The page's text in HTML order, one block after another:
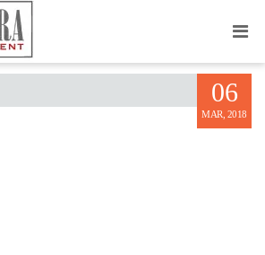
PAVLOVA
06
MAR, 2018